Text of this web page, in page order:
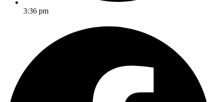
3:36 pm